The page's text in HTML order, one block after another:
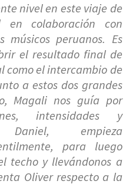
nivel en este viaje de
en colaboración con
músicos peruanos. Es
el resultado final de
como el intercambio de
a estos dos grandes
Magali nos guía por
intensidades y
empieza
para luego
techo y llevándonos a
Oliver respecto a la